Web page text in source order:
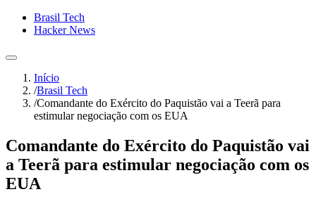
Brasil Tech
Hacker News
Início
/Brasil Tech
/Comandante do Exército do Paquistão vai a Teerã para
estimular negociação com os EUA
Comandante do Exército do Paquistão vai
a Teerã para estimular negociação com os
EUA